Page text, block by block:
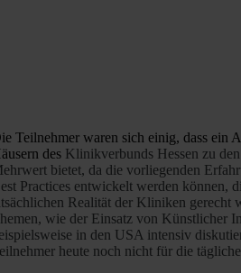
Teilnehmer waren sich einig, dass ein
des Klinikverbunds Hessen zu
bietet, da die vorliegenden
Practices entwickelt werden können,
Realität der Kliniken gerecht
wie der Einsatz von Künstlicher
in den USA intensiv
heute noch nicht für die